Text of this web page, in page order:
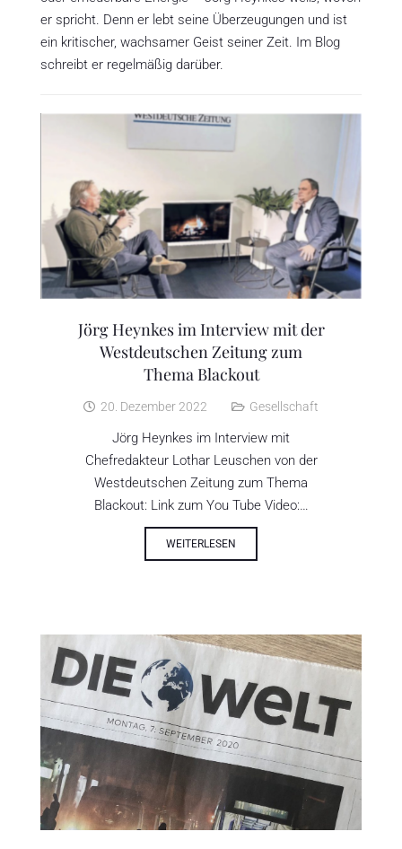
er spricht. Denn er lebt seine Überzeugungen und ist
ein kritischer, wachsamer Geist seiner Zeit. Im Blog
schreibt er regelmäßig darüber.
Jörg Heynkes im Interview mit der
Westdeutschen Zeitung zum
Thema Blackout
20. Dezember 2022 Gesellschaft
Jörg Heynkes im Interview mit
Chefredakteur Lothar Leuschen von der
Westdeutschen Zeitung zum Thema
Blackout: Link zum You Tube Video:…
WEITERLESEN